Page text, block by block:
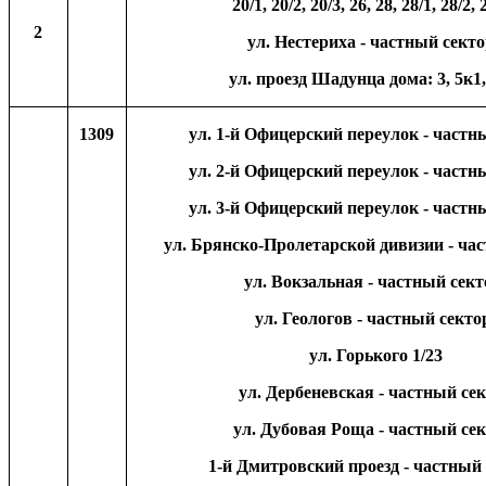
2
20/1, 20/2, 20/3, 26, 28, 28/1, 28/2,
ул. Нестериха - частный
ул. проезд Шадунца дома: 3,
1309
ул. 1-й Офицерский переулок -
ул. 2-й Офицерский переулок -
ул. 3-й Офицерский переулок -
ул. Брянско-Пролетарской дивизии -
ул. Вокзальная - частный
ул. Геологов - частный
ул. Горького 1/23
ул. Дербеневская - частный
ул. Дубовая Роща - частный
1-й Дмитровский проезд - частный